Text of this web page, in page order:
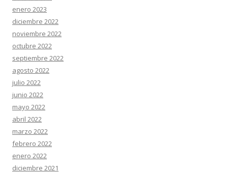
enero 2023
diciembre 2022
noviembre 2022
octubre 2022
septiembre 2022
agosto 2022
julio 2022
junio 2022
mayo 2022
abril 2022
marzo 2022
febrero 2022
enero 2022
diciembre 2021